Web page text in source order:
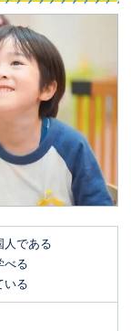
人である
べる
いる